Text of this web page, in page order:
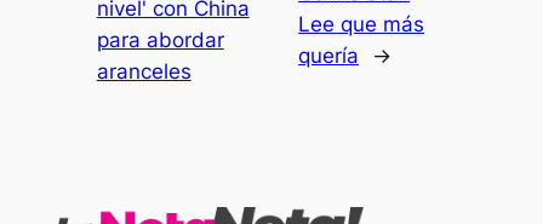
nivel' con China
para abordar
aranceles
Lee que más
quería
→